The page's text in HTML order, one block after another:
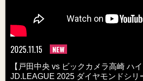
2025.11.15 NEW
【戸田中央 vs ビックカメラ高崎 ハ
JD.LEAGUE 2025 ダイヤモンドシリ